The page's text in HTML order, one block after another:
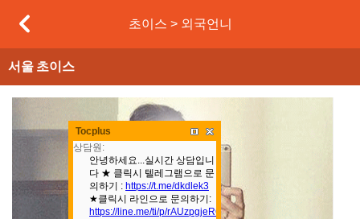
초이스 > 외국언니
서울 초이스
본문
Tocplus